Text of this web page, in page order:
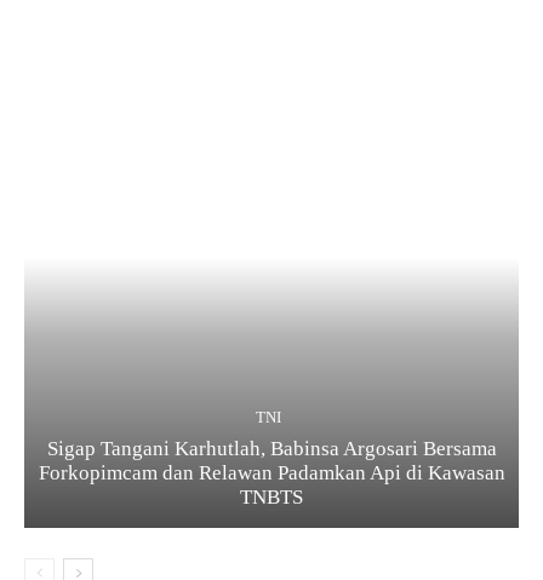
TNI
Sigap Tangani Karhutlah, Babinsa Argosari Bersama
Forkopimcam dan Relawan Padamkan Api di Kawasan
TNBTS